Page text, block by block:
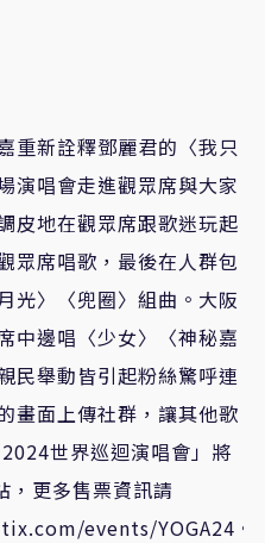
重新詮釋鄧麗君的〈我只
演唱會走進觀眾席與大家
皮地在觀眾席跟歌迷玩起
眾席唱歌，最後在人群包
光〉〈兜圈〉組曲。大阪
中邊唱〈少女〉〈神秘嘉
民舉動皆引起粉絲驚呼連
畫面上傳社群，讓其他歌
世界巡迴演唱會」將
，更多售票資訊請
events/YOGA24 。